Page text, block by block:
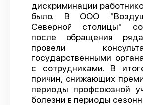
дискриминации
было. В ООО
Северной столицы"
после обращения
провели
государственными
с сотрудниками. В
причин, снижающих
периоды профсоюзной
болезни в периоды